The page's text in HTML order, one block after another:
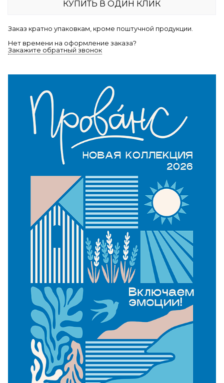
КУПИТЬ В ОДИН КЛИК
Заказ кратно упаковкам, кроме поштучной продукции.
Нет времени на оформление заказа?
Закажите обратный звонок